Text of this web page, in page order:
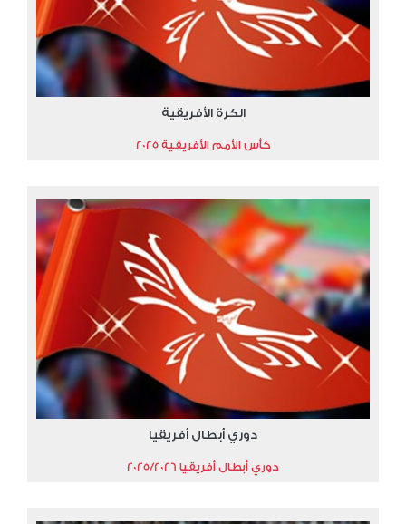
الكرة الأفريقية
كأس الأمم الأفريقية 2025
دوري أبطال أفريقيا
دوري أبطال أفريقيا 2025/2026